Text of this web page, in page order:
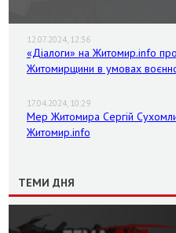
12.07.2024, 12:36
«Діалоги» на Житомир.info
Житомирщини в умовах
17.04.2024, 10:29
Мер Житомира Сергій
Житомир.info
ТЕМИ ДНЯ